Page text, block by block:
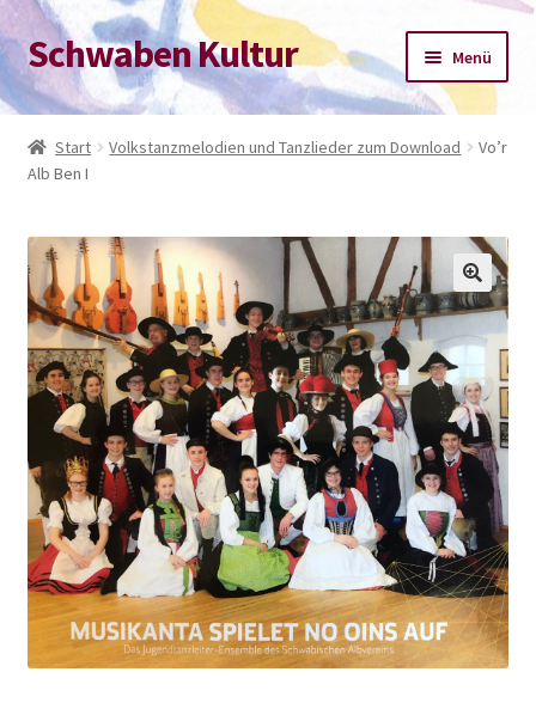
Zur
Navigation
springen
Zum
Inhalt
springen
Schwaben Kultur Menü
Start
Datenschutz-Bestimmungen
Impressum
Kasse
Mein Konto
Warenkorb
Start Volkstanzmelodien und Tanzlieder zum Download
Vo’r
Alb Ben I